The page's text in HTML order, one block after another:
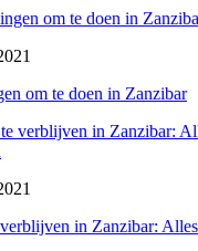
om te doen in Zanzibar
in Zanzibar: